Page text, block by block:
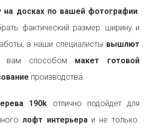
на досках по вашей фотографии.
фактический размер: ширину и
а наши специалисты вышлют
вам способом макет готовой
производства.
190k отлично подойдет для
лофт интерьераи не только.